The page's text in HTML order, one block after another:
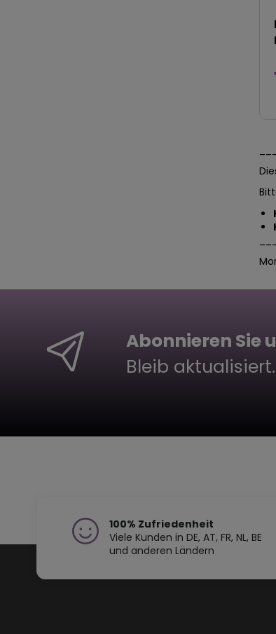
Abonnieren Sie
Bleib aktualisiert.
100% Zufriedenheit
Viele Kunden in DE, AT, FR, NL, BE
und anderen Ländern